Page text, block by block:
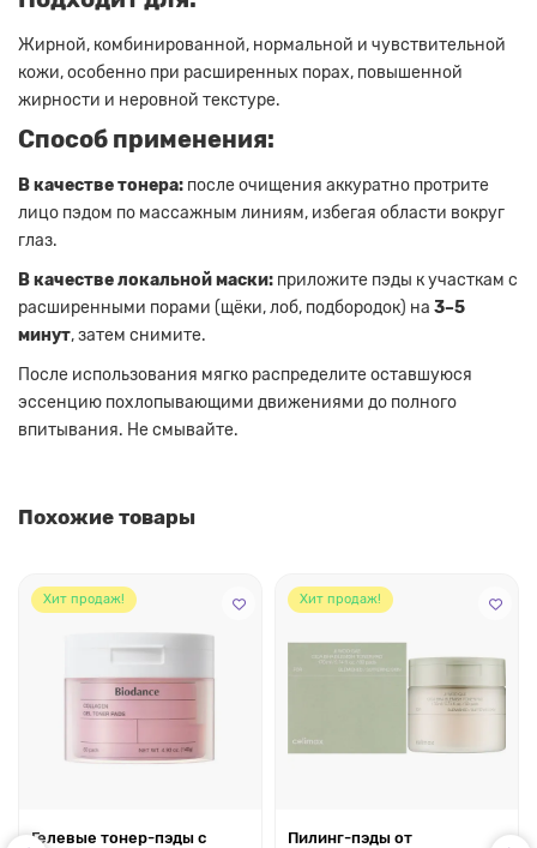
Жирной, комбинированной, нормальной и чувствительной
кожи, особенно при расширенных порах, повышенной
жирности и неровной текстуре.
Способ применения:
В качестве тонера: после очищения аккуратно протрите
лицо пэдом по массажным линиям, избегая области вокруг
глаз.
В качестве локальной маски: приложите пэды к участкам с
расширенными порами (щёки, лоб, подбородок) на 3–5
минут, затем снимите.
После использования мягко распределите оставшуюся
эссенцию похлопывающими движениями до полного
впитывания. Не смывайте.
Похожие товары
Хит продаж!
Гелевые тонер-пэды с
Хит продаж!
Пилинг-пэды от